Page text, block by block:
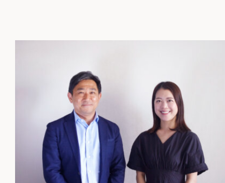
ファミリーオフィスとは
関連書籍
メールマガジン登録
よくある質問